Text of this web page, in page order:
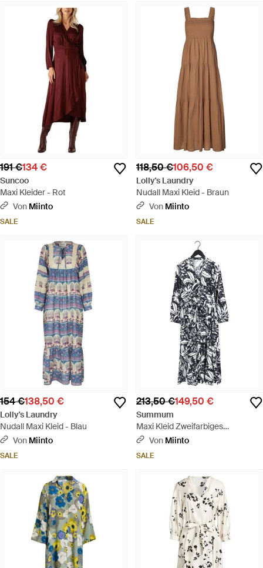
191 €134 €
Suncoo
Maxi Kleider - Rot
Von Miinto
SALE
118,50 €106,50 €
Lolly's Laundry
Nudall Maxi Kleid - Braun
Von Miinto
SALE
154 €138,50 €
Lolly's Laundry
Nudall Maxi Kleid - Blau
Von Miinto
SALE
213,50 €149,50 €
Summum
Maxi Kleid Zweifarbiges
Blumenmuster - Weiß
Von Miinto
SALE